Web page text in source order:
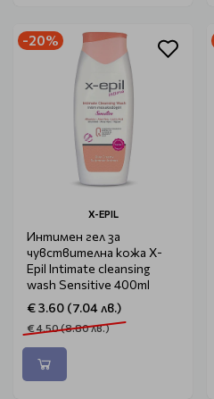
-20%
X-EPIL
Интимен гел за
чувствителна кожа X-
Epil Intimate cleansing
wash Sensitive 400ml
€ 3.60 (7.04 лв.)
€ 4.50 (8.80 лв.)